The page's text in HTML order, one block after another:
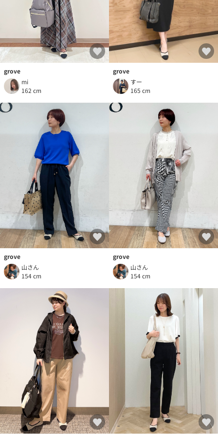
grove
mi
162 cm
grove
すー
165 cm
grove
山さん
154 cm
grove
山さん
154 cm